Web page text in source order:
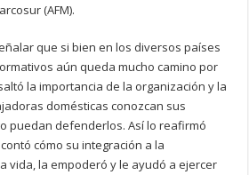
(AFM).
que si bien en los diversos países
aún queda mucho camino por
la importancia de la organización y la
domésticas conozcan sus
puedan defenderlos. Así lo reafirmó
cómo su integración a la
vida, la empoderó y le ayudó a ejercer